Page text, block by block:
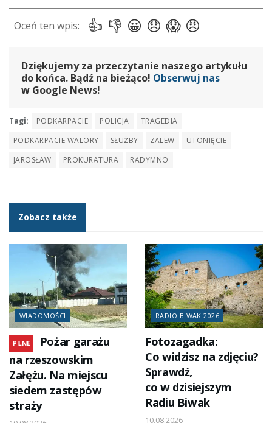
Dziękujemy za przeczytanie naszego artykułu
do końca. Bądź na bieżąco! Obserwuj nas
w Google News!
Tagi: PODKARPACIE POLICJA
TRAGEDIA
PODKARPACIE WALORY
SŁUŻBY ZALEW
UTONIĘCIE
JAROSŁAW
PROKURATURA RADYMNO
Zobacz także
WIADOMOŚCI
PILNE
Pożar garażu
na rzeszowskim
Załężu. Na miejscu
siedem zastępów
straży
RADIO BIWAK 2026
Fotozagadka:
Co widzisz na zdjęciu?
Sprawdź,
co w dzisiejszym
Radiu Biwak
10.08.2026